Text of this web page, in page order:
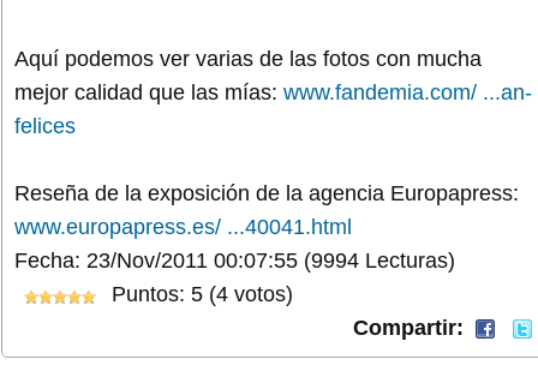
Aquí podemos ver varias de las fotos con mucha
mejor calidad que las mías: www.fandemia.com/ ...an-
felices
Reseña de la exposición de la agencia Europapress:
www.europapress.es/ ...40041.html
Fecha: 23/Nov/2011 00:07:55 (9994 Lecturas)
Puntos: 5 (4 votos)
Compartir: